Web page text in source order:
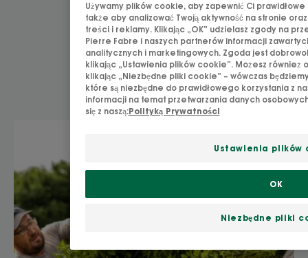
Nasze wartości
Kim jesteśmy?
botanikami
Używamy plików cookie, aby zapewnić Ci
także aby analizować Twoją aktywność na stronie
treści i reklamy. Klikając „OK” udzielasz zgody na
Pierre Fabre i naszych partnerów informacji
analitycznych i marketingowych. Zgoda jest
klikając „Ustawienia plików cookie”. Możesz również
klikając „Niezbędne pliki cookie” – wówczas
które są niezbędne do prawidłowego korzystania z
informacji na temat przetwarzania danych
się z naszą:Polityką Prywatności
Ustawienia plików
Niezbędne pliki
OK